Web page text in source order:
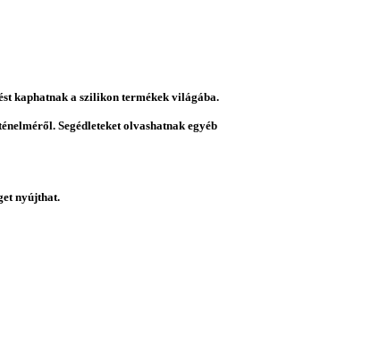
kaphatnak a szilikon termékek világába.
Segédleteket olvashatnak egyéb
nyújthat.